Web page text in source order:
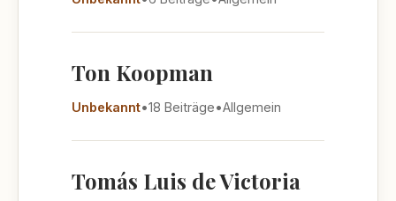
Ton Koopman
Unbekannt•18 Beiträge•Allgemein
Tomás Luis de Victoria